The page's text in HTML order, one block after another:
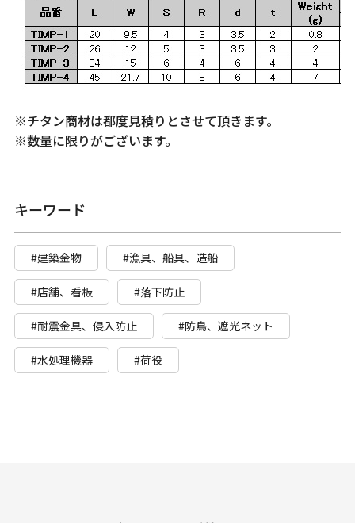
※チタン商材は都度見積りとさせて頂きます。
※数量に限りがございます。
キーワード
#建築金物 #漁具、船具、造船
#店舗、看板 #落下防止
#耐震金具、侵入防止 #防鳥、遮光ネット
#水処理機器 #荷役